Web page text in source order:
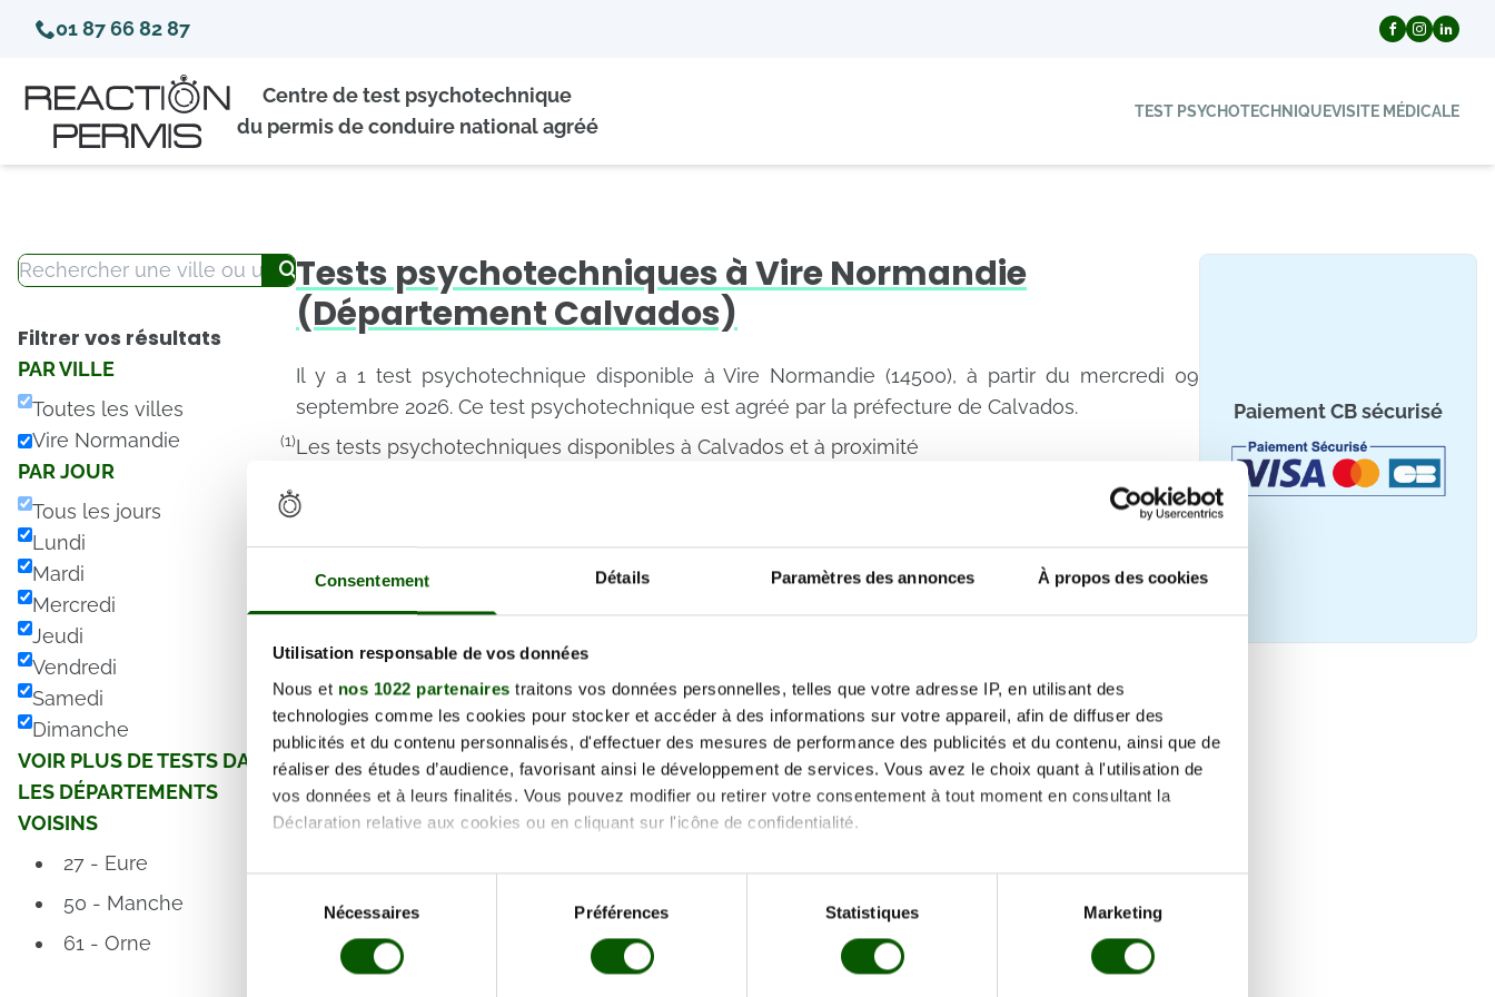
Consentement Détails Paramètres des annonces À propos des cookies
Utilisation responsable de vos données
Nous et nos 1022 partenaires traitons vos données personnelles, telles que votre adresse IP, en utilisant des
technologies comme les cookies pour stocker et accéder à des informations sur votre appareil, afin de diffuser des
publicités et du contenu personnalisés, d'effectuer des mesures de performance des publicités et du contenu, ainsi que de
réaliser des études d’audience, favorisant ainsi le développement de services. Vous avez le choix quant à l'utilisation de
vos données et à leurs finalités. Vous pouvez modifier ou retirer votre consentement à tout moment en consultant la
Déclaration relative aux cookies ou en cliquant sur l'icône de confidentialité.
Si vous le permettez, nous aimerions également :
Collecter des informations sur votre localisation géographique qui peuvent être précises à plusieurs mètres près
digitales).
consentement
Nécessaires Préférences Statistiques Marketing
01 87 66 82 87
Centre de test psychotechnique
du permis de conduire national agréé
TEST PSYCHOTECHNIQUEVISITE MÉDICALE
Filtrer vos résultats
PAR VILLE
Toutes les villes
Vire Normandie
(1)
PAR JOUR
Tous les jours
Lundi
Mardi
Mercredi
Jeudi
Vendredi
Samedi
Dimanche
VOIR PLUS DE TESTS DANS
LES DÉPARTEMENTS
VOISINS
27 - Eure
50 - Manche
61 - Orne
Tests psychotechniques à Vire Normandie
(Département Calvados)
Il y a 1 test psychotechnique disponible à Vire Normandie (14500), à partir du mercredi 09
septembre 2026. Ce test psychotechnique est agréé par la préfecture de Calvados.
Les tests psychotechniques disponibles à Calvados et à proximité
128.00 €
Normandie
Annulation Gratuite jusqu'à 48h
mercredi 09 septembre
2026
Réserver
Paiement CB sécurisé